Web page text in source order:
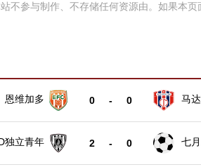
不参与制作、不存储任何资源由。如果本
恩维加多 0 - 0 马
独立青年 2 - 0 七